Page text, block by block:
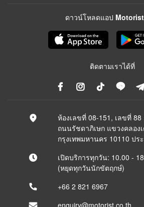
ดาวน์โหลดแอป
ติดตามเราได้ที่
ห้องเลขที่ 08-151, เลขที่
ถนนรัชดาภิเษก แขวงคลอง
กรุงเทพมหานคร 10110 ปร
เปิดบริการทุกวัน: 10.00 -
(หยุดทุกวันนักขัตฤกษ์)
+66 2 821 6967